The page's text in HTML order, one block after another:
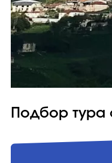
Подбор тура